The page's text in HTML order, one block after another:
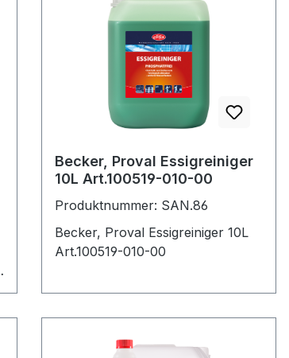
Becker, Proval Essigreiniger
10L Art.100519-010-00
Produktnummer: SAN.86
Becker, Proval Essigreiniger 10L
Art.100519-010-00